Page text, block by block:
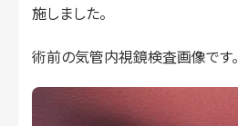
施しました。
術前の気管内視鏡検査画像です。